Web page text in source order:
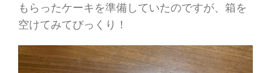
もらったケーキを準備していたのですが、箱を
空けてみてびっくり！